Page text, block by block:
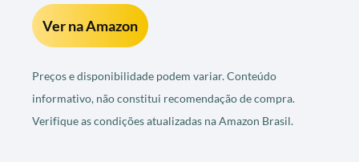
Ver na Amazon
Preços e disponibilidade podem variar. Conteúdo
informativo, não constitui recomendação de compra.
Verifique as condições atualizadas na Amazon Brasil.